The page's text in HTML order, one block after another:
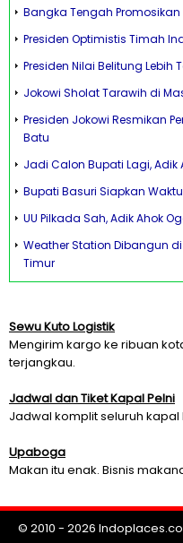
Bangka Tengah Promosikan
Presiden Optimistis Timah
Presiden Nilai Belitung
Jokowi Sholat Tarawih di
Presiden Jokowi Resmikan
Batu
Jadi Calon Bupati Lagi,
Bupati Basuri Siapkan
UU Pilkada Sah, Adik Ahok
Weather Station Dibangun
Timur
Sewu Kuto Logistik
Mengirim kargo ke ribuan
terjangkau.
Jadwal dan Tiket Kapal Pelni
Jadwal komplit seluruh kapal
Upaboga
Makan itu enak. Bisnis
© 2010 - 2026